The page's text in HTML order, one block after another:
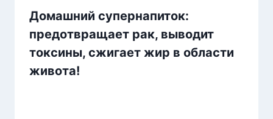
Домашний супернапиток:
предотвращает рак, выводит
токсины, сжигает жир в области
живота!